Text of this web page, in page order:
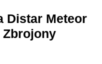
Distar Meteor
Zbrojony